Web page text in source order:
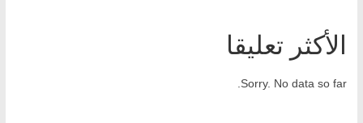
الأكثر تعليقا
Sorry. No data so far.